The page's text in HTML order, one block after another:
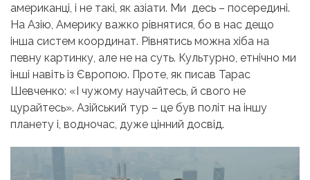
американці, і не такі, як азіати. Ми десь – посередині.
На Азію, Америку важко рівнятися, бо в нас дещо
інша систем координат. Рівнятись можна хіба на
певну картинку, але не на суть. Культурно, етнічно ми
інші навіть із Європою. Проте, як писав Тарас
Шевченко: «І чужому научайтесь, й свого не
цурайтесь». Азійський тур – це був політ на іншу
планету і, водночас, дуже цінний досвід.